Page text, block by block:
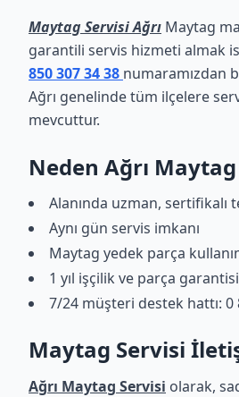
Maytag Servisi Ağrı Maytag
garantili servis hizmeti almak
850 307 34 38 numaramızdan
Ağrı genelinde tüm ilçelere
mevcuttur.
Neden Ağrı
Alanında uzman, sertifikalı
Aynı gün servis imkanı
Maytag yedek parça
1 yıl işçilik ve parça garantisi
7/24 müşteri destek hattı: 0
Maytag Servisi
Ağrı Maytag Servisi olarak,